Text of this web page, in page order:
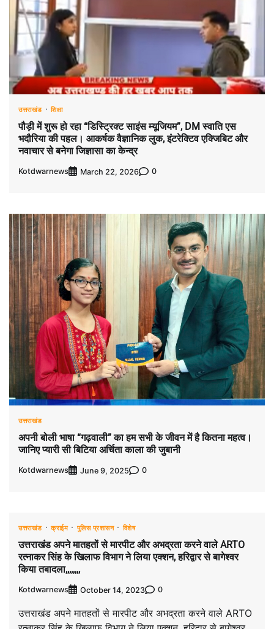
उत्तराखंड शिक्षा
पौड़ी में शुरू हो रहा “डिस्ट्रिक्ट साइंस म्यूजियम”, DM स्वाति एस
भदौरिया की पहल। आकर्षक वैज्ञानिक लुक, इंटरेक्टिव एक्जिबिट और
नवाचार से बनेगा जिज्ञासा का केन्द्र
Kotdwarnews March 22, 2026 0
उत्तराखंड
अपनी बोली भाषा “गढ़वाली” का हम सभी के जीवन में है कितना महत्व।
जानिए प्यारी सी बिटिया अर्चिता काला की जुबानी
Kotdwarnews June 9, 2025 0
उत्तराखंड क्राईम पुलिस प्रशासन विशेष
उत्तराखंड अपने मातहतों से मारपीट और अभद्रता करने वाले ARTO
रत्नाकर सिंह के खिलाफ विभाग ने लिया एक्शन, हरिद्वार से बागेश्वर
किया तबादला,,,,,,,,
Kotdwarnews October 14, 2023 0
उत्तराखंड अपने मातहतों से मारपीट और अभद्रता करने वाले ARTO